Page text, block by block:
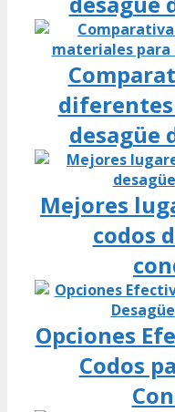
desagüe
Mejores
codos
Opciones
Codos